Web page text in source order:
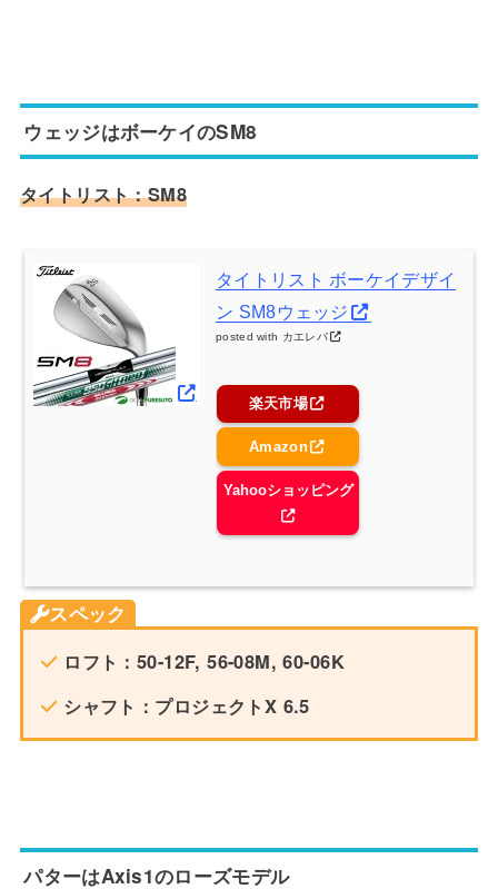
ウェッジはボーケイのSM8
タイトリスト：SM8
タイトリスト ボーケイデザイ
ン SM8ウェッジ
posted with カエレバ
楽天市場
Amazon
Yahooショッピング
スペック
ロフト：50-12F, 56-08M, 60-06K
シャフト：プロジェクトX 6.5
パターはAxis1のローズモデル